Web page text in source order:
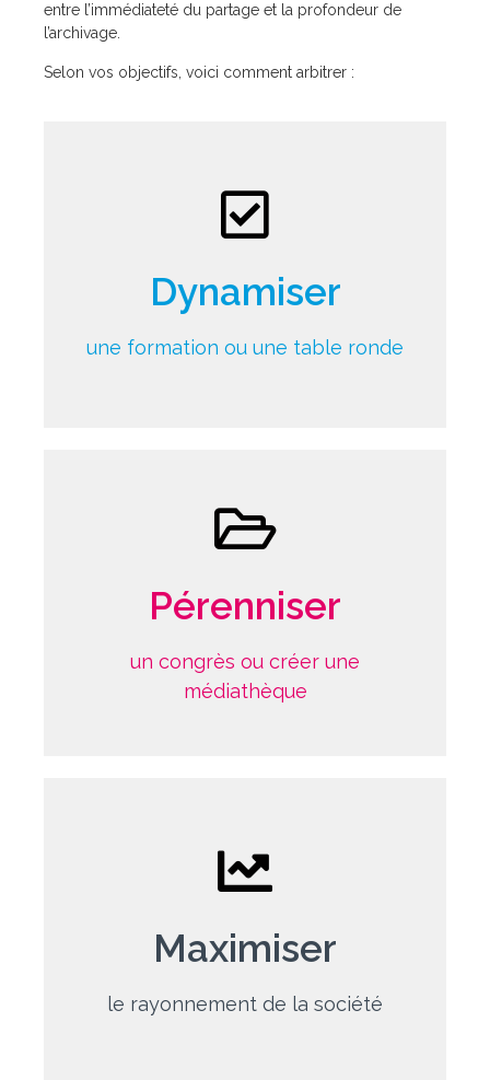
entre l’immédiateté du partage et la profondeur de
l’archivage.
Selon vos objectifs, voici comment arbitrer :
Dynamiser
une formation ou une table ronde
Interaction & Image de marque
Pérenniser
un congrès ou créer une
médiathèque
Patrimoine scientifique & ROI
Maximiser
le rayonnement de la société